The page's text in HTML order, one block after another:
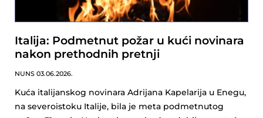
Italija: Podmetnut požar u kući novinara
nakon prethodnih pretnji
NUNS 03.06.2026.
Kuća italijanskog novinara Adrijana Kapelarija u Enegu,
na severoistoku Italije, bila je meta podmetnutog